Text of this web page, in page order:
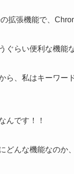
拡張機能で、
ぐらい便利な機能
ら、私はキーワー
んです！！
どんな機能なのか